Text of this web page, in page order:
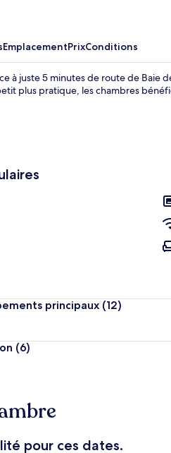
EmplacementPrixConditions
à juste 5 minutes de route de
plus pratique, les chambres
principaux (12)
(6)
pour ces dates.